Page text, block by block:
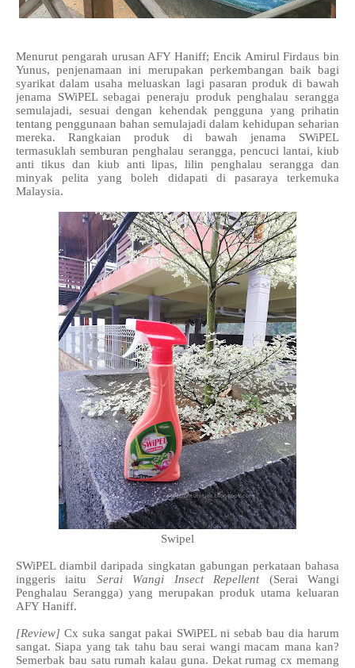
Menurut pengarah urusan AFY Haniff; Encik Amirul Firdaus bin
Yunus, penjenamaan ini merupakan perkembangan baik bagi
syarikat dalam usaha meluaskan lagi pasaran produk di bawah
jenama SWiPEL sebagai peneraju produk penghalau serangga
semulajadi, sesuai dengan kehendak pengguna yang prihatin
tentang penggunaan bahan semulajadi dalam kehidupan seharian
mereka. Rangkaian produk di bawah jenama SWiPEL
termasuklah semburan penghalau serangga, pencuci lantai, kiub
anti tikus dan kiub anti lipas, lilin penghalau serangga dan
minyak pelita yang boleh didapati di pasaraya terkemuka
Malaysia.
Swipel
SWiPEL diambil daripada singkatan gabungan perkataan bahasa
inggeris iaitu Serai Wangi Insect Repellent(Serai Wangi
Penghalau Serangga) yang merupakan produk utama keluaran
AFY Haniff.
[Review] Cx suka sangat pakai SWiPEL ni sebab bau dia harum
sangat. Siapa yang tak tahu bau serai wangi macam mana kan?
Semerbak bau satu rumah kalau guna. Dekat rumag cx memang